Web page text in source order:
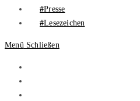
Presse
Lesezeichen
Menü Schließen